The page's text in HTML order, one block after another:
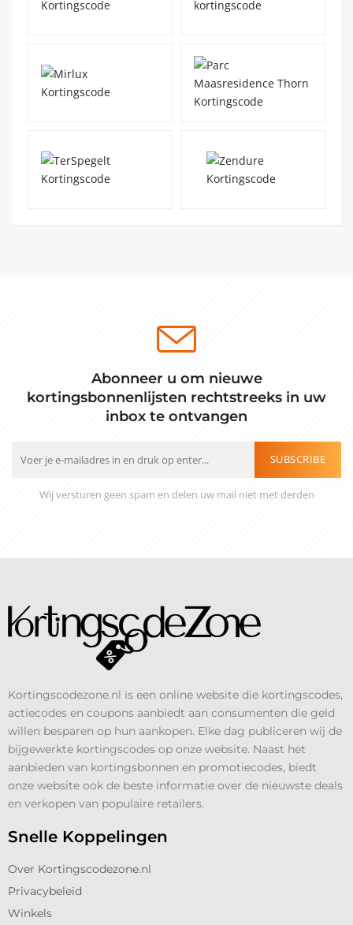
Abonneer u om nieuwe
kortingsbonnenlijsten rechtstreeks in uw
inbox te ontvangen
SUBSCRIBE
Wij versturen geen spam en delen uw mail niet met derden
Kortingscodezone.nl is een online website die kortingscodes,
actiecodes en coupons aanbiedt aan consumenten die geld
willen besparen op hun aankopen. Elke dag publiceren wij de
bijgewerkte kortingscodes op onze website. Naast het
aanbieden van kortingsbonnen en promotiecodes, biedt
onze website ook de beste informatie over de nieuwste deals
en verkopen van populaire retailers.
Snelle Koppelingen
Over Kortingscodezone.nl
Privacybeleid
Winkels